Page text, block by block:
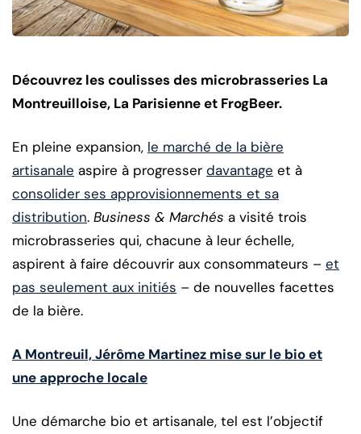
Découvrez les coulisses des microbrasseries La
Montreuilloise, La Parisienne et FrogBeer.
En pleine expansion, le marché de la bière
artisanale aspire à progresser davantage et à
consolider ses approvisionnements et sa
distribution. Business & Marchés a visité trois
microbrasseries qui, chacune à leur échelle,
aspirent à faire découvrir aux consommateurs – et
pas seulement aux initiés – de nouvelles facettes
de la bière.
A Montreuil, Jérôme Martinez mise sur le bio et
une approche locale
Une démarche bio et artisanale, tel est l’objectif